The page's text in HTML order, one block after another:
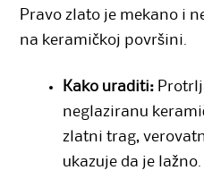
Pravo zlato je mekano i
na keramičkoj površini.
Kako uraditi:
neglaziranu
zlatni trag,
ukazuje da je lažno.